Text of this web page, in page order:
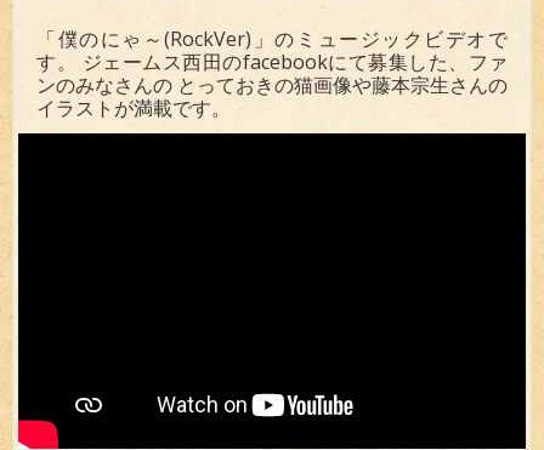
「僕のにゃ～(RockVer)」のミュージックビデオで
す。 ジェームス西田のfacebookにて募集した、ファ
ンのみなさんの とっておきの猫画像や藤本宗生さんの
イラストが満載です。